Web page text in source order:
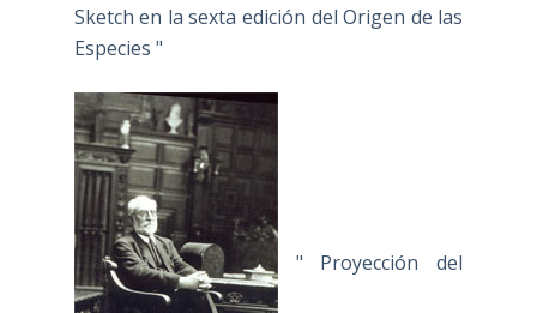
Sketch en la sexta edición del Origen de las
Especies "
" Proyección del